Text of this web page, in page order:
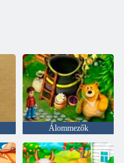
Álommezők